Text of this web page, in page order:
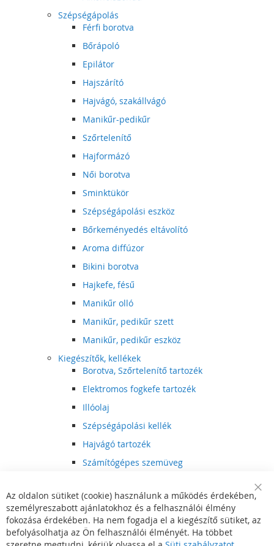
Szépségápolás
Férfi borotva
Bőrápoló
Epilátor
Hajszárító
Hajvágó, szakállvágó
Manikűr-pedikűr
Szőrtelenítő
Hajformázó
Női borotva
Sminktükör
Szépségápolási eszköz
Bőrkeményedés eltávolító
Aroma diffúzor
Bikini borotva
Hajkefe, fésű
Manikűr olló
Manikűr, pedikűr szett
Manikűr, pedikűr eszköz
Kiegészítők, kellékek
Borotva, Szőrtelenítő tartozék
Elektromos fogkefe tartozék
Illóolaj
Szépségápolási kellék
Hajvágó tartozék
Számítógépes szemüveg
Hajvágó kiegészítő
Szórakoztató elektronika
Multimédia
DVD, BluRay lejátszó
Bar
Az oldalon sütiket (cookie) használunk a működés érdekében,
személyreszabott ajánlatokhoz és a felhasználói élmény
fokozása érdekében. Ha nem fogadja el a kiegészítő sütiket, az
befolyásolhatja az Ön felhasználói élményét. Ha többet